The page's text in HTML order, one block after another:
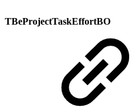
TBeProjectTaskEffortBO